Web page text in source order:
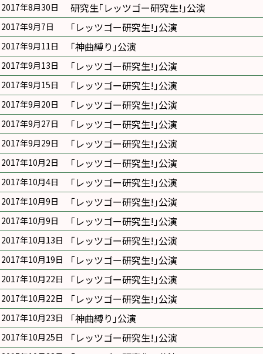
2017年8月30日 研究生｢レッツゴー研究生!｣公演
2017年9月7日 ｢レッツゴー研究生!｣公演
2017年9月11日 ｢神曲縛り｣公演
2017年9月13日 ｢レッツゴー研究生!｣公演
2017年9月15日 ｢レッツゴー研究生!｣公演
2017年9月20日 ｢レッツゴー研究生!｣公演
2017年9月27日 ｢レッツゴー研究生!｣公演
2017年9月29日 ｢レッツゴー研究生!｣公演
2017年10月2日 ｢レッツゴー研究生!｣公演
2017年10月4日 ｢レッツゴー研究生!｣公演
2017年10月9日 ｢レッツゴー研究生!｣公演
2017年10月9日 ｢レッツゴー研究生!｣公演
2017年10月13日 ｢レッツゴー研究生!｣公演
2017年10月19日 ｢レッツゴー研究生!｣公演
2017年10月22日 ｢レッツゴー研究生!｣公演
2017年10月22日 ｢レッツゴー研究生!｣公演
2017年10月23日 ｢神曲縛り｣公演
2017年10月25日 ｢レッツゴー研究生!｣公演